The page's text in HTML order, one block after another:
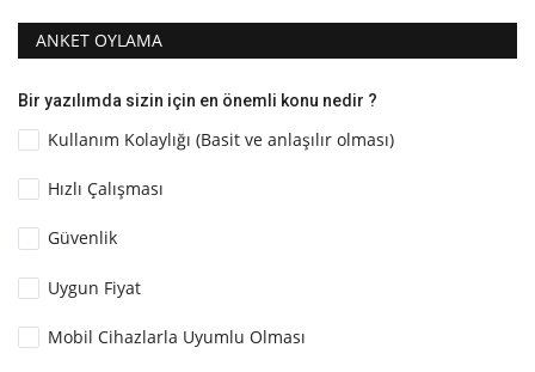
ANKET OYLAMA
Bir yazılımda sizin için en önemli konu nedir ?
Kullanım Kolaylığı (Basit ve anlaşılır olması)
Hızlı Çalışması
Güvenlik
Uygun Fiyat
Mobil Cihazlarla Uyumlu Olması